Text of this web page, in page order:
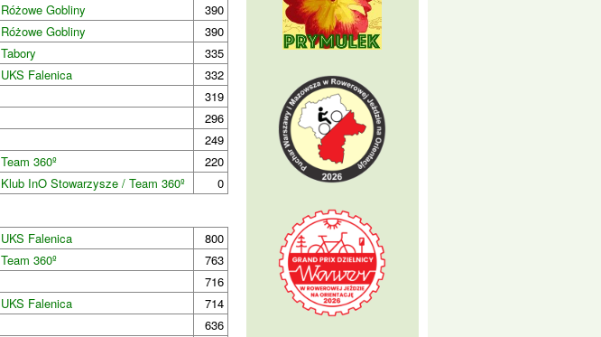
Różowe Gobliny
390
Różowe Gobliny
390
Tabory
335
UKS Falenica
332
319
296
249
Team 360º
220
Klub InO Stowarzysze / Team 360º
0
UKS Falenica
800
Team 360º
763
716
UKS Falenica
714
636